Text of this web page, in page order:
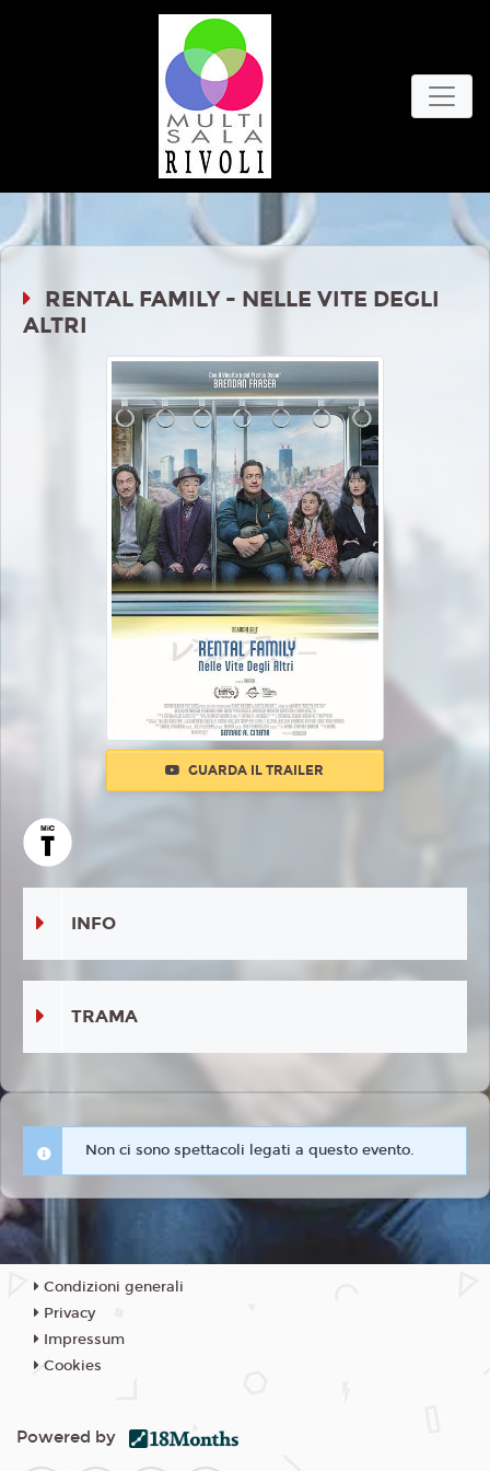
RENTAL FAMILY - NELLE VITE DEGLI
ALTRI
GUARDA IL TRAILER
INFO
TRAMA
Non ci sono spettacoli legati a questo evento.
Condizioni generali
Privacy
Impressum
Cookies
Powered by